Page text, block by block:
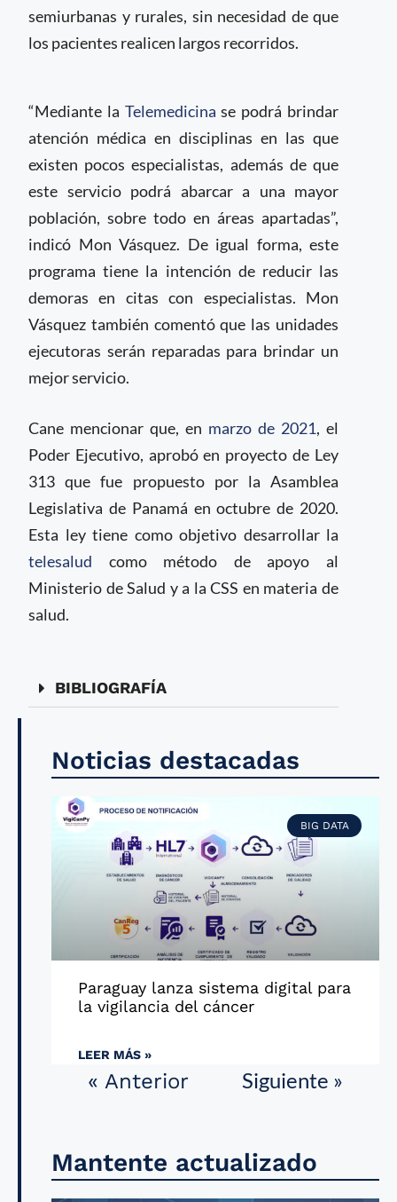
semiurbanas y rurales, sin necesidad de que
los pacientes realicen largos recorridos.
“Mediante la Telemedicina se podrá brindar
atención médica en disciplinas en las que
existen pocos especialistas, además de que
este servicio podrá abarcar a una mayor
población, sobre todo en áreas apartadas”,
indicó Mon Vásquez. De igual forma, este
programa tiene la intención de reducir las
demoras en citas con especialistas. Mon
Vásquez también comentó que las unidades
ejecutoras serán reparadas para brindar un
mejor servicio.
Cane mencionar que, en marzo de 2021, el
Poder Ejecutivo, aprobó en proyecto de Ley
313 que fue propuesto por la Asamblea
Legislativa de Panamá en octubre de 2020.
Esta ley tiene como objetivo desarrollar la
telesalud como método de apoyo al
Ministerio de Salud y a la CSS en materia de
salud.
BIBLIOGRAFÍA
Noticias destacadas
BIG DATA
Paraguay lanza sistema digital para
la vigilancia del cáncer
LEER MÁS »
« Anterior Siguiente »
Mantente actualizado